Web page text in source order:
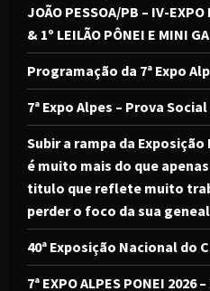
JOÃO PESSOA/PB – IV-
& 1º LEILÃO PÔNEI E MINI
Programação da 7ª Expo
7ª Expo Alpes – Prova
Subir a rampa da
é muito mais do que
titulo que reflete muito
perder o foco da sua
40ª Exposição Nacional do
7ª EXPO ALPES PONEI 2026